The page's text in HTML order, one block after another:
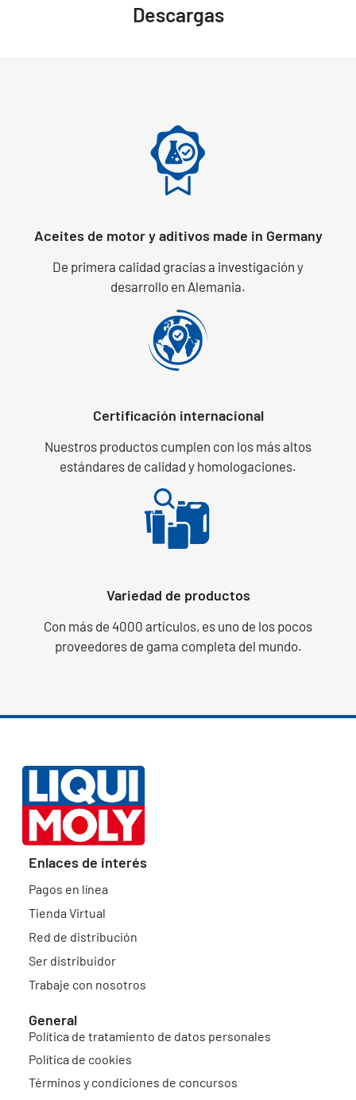
Descargas
Aceites de motor y aditivos made in Germany
De primera calidad gracias a investigación y
desarrollo en Alemania.
Certificación internacional
Nuestros productos cumplen con los más altos
estándares de calidad y homologaciones.
Variedad de productos
Con más de 4000 artículos, es uno de los pocos
proveedores de gama completa del mundo.
Enlaces de interés
Pagos en línea
Tienda Virtual
Red de distribución
Ser distribuidor
Trabaje con nosotros
General
Política de tratamiento de datos personales
Política de cookies
Términos y condiciones de concursos